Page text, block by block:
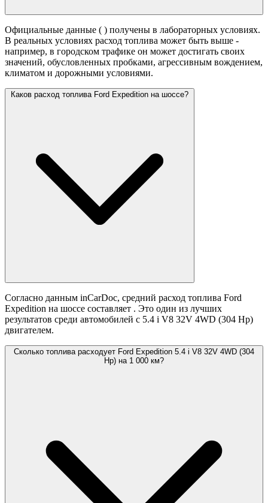
Официальные данные ( ) получены в лабораторных условиях.
В реальных условиях расход топлива может быть выше -
например, в городском трафике он может достигать своих
значений, обусловленных пробками, агрессивным вождением,
климатом и дорожными условиями.
Каков расход топлива Ford Expedition на шоссе?
Согласно данным inCarDoc, средний расход топлива Ford
Expedition на шоссе составляет . Это один из лучших
результатов среди автомобилей с 5.4 i V8 32V 4WD (304 Hp)
двигателем.
Сколько топлива расходует Ford Expedition 5.4 i V8 32V 4WD (304
Hp) на 1 000 км?